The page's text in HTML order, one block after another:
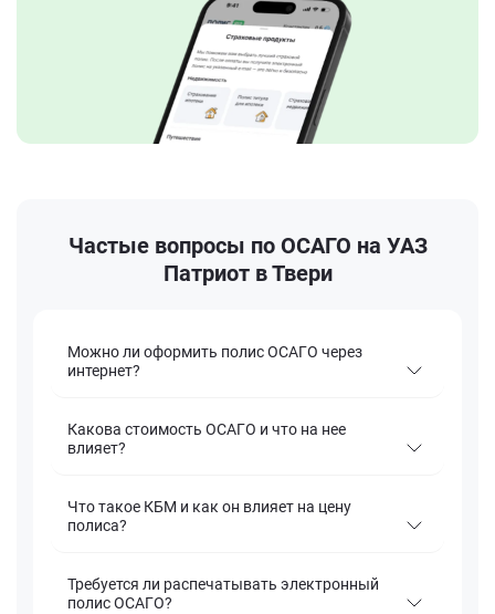
Частые вопросы по ОСАГО на УАЗ
Патриот в Твери
Можно ли оформить полис ОСАГО через
интернет?
Какова стоимость ОСАГО и что на нее
влияет?
Что такое КБМ и как он влияет на цену
полиса?
Требуется ли распечатывать электронный
полис ОСАГО?